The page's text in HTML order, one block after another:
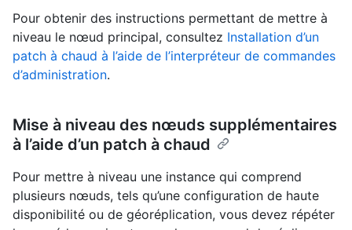
Pour obtenir des instructions permettant de mettre à
niveau le nœud principal, consultez Installation d’un
patch à chaud à l’aide de l’interpréteur de commandes
d’administration.
Mise à niveau des nœuds supplémentaires
à l’aide d’un patch à chaud
Pour mettre à niveau une instance qui comprend
plusieurs nœuds, tels qu’une configuration de haute
disponibilité ou de géoréplication, vous devez répéter